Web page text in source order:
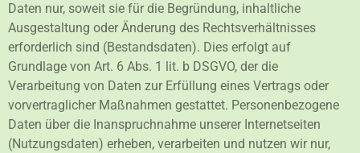
Daten nur, soweit sie für die Begründung, inhaltliche
Ausgestaltung oder Änderung des Rechtsverhältnisses
erforderlich sind (Bestandsdaten). Dies erfolgt auf
Grundlage von Art. 6 Abs. 1 lit. b DSGVO, der die
Verarbeitung von Daten zur Erfüllung eines Vertrags oder
vorvertraglicher Maßnahmen gestattet. Personenbezogene
Daten über die Inanspruchnahme unserer Internetseiten
(Nutzungsdaten) erheben, verarbeiten und nutzen wir nur,